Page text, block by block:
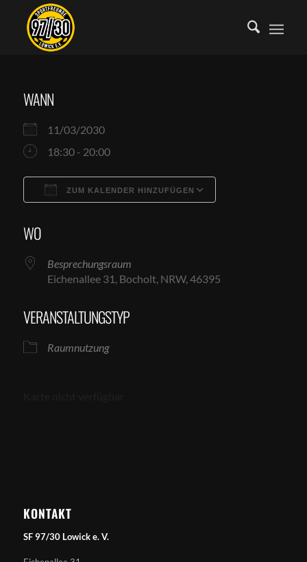
WANN
11/03/2030
18:30 - 20:00
ZUM KALENDER HINZUFÜGEN
WO
Besprechungsraum
Eichenallee 31, Bocholt, NRW, 46395
VERANSTALTUNGSTYP
Raumnutzung
KONTAKT
SF 97/30 Lowick e. V.